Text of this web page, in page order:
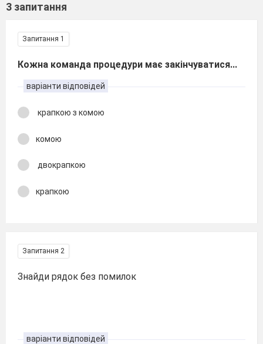
3 запитання
Запитання 1
Кожна команда процедури має закінчуватися...
варіанти відповідей
крапкою з комою
комою
двокрапкою
крапкою
Запитання 2
Знайди рядок без помилок
варіанти відповідей